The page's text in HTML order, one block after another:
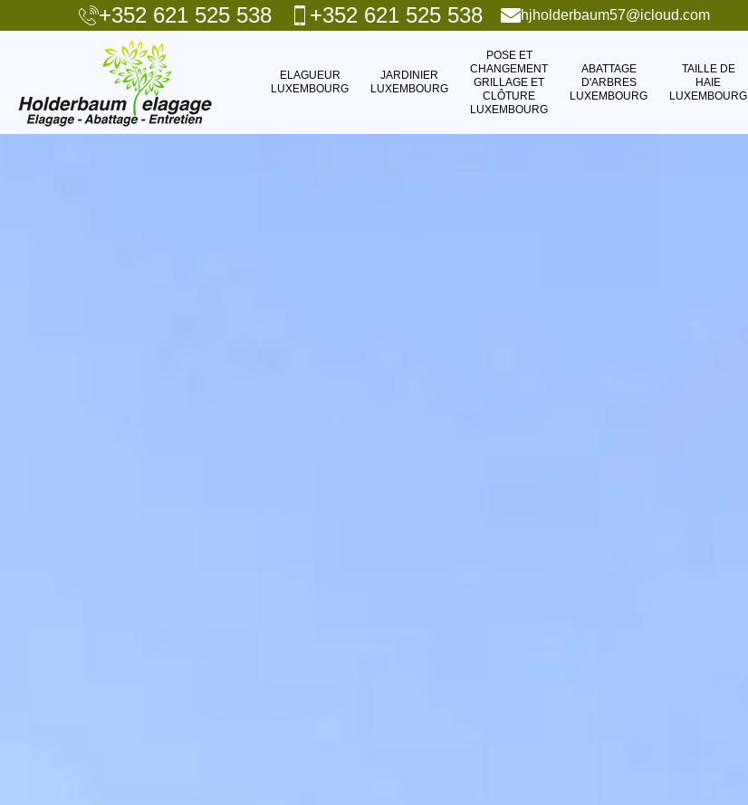
+352 621 525 538 +352 621 525 538 hjholderbaum57@icloud.com
ELAGUEUR
LUXEMBOURG
JARDINIER
LUXEMBOURG
POSE ET
CHANGEMENT
GRILLAGE ET
CLÔTURE
LUXEMBOURG
ABATTAGE
D'ARBRES
LUXEMBOURG
TAILLE DE
HAIE
LUXEMBOURG